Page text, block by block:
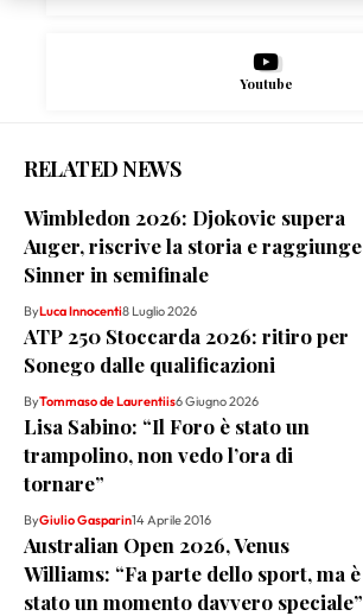
Youtube
RELATED NEWS
Wimbledon 2026: Djokovic supera
Auger, riscrive la storia e raggiunge
Sinner in semifinale
ByLuca Innocenti8 Luglio 2026
ATP 250 Stoccarda 2026: ritiro per
Sonego dalle qualificazioni
ByTommaso de Laurentiis6 Giugno 2026
Lisa Sabino: “Il Foro è stato un
trampolino, non vedo l’ora di
tornare”
ByGiulio Gasparin14 Aprile 2016
Australian Open 2026, Venus
Williams: “Fa parte dello sport, ma è
stato un momento davvero speciale”